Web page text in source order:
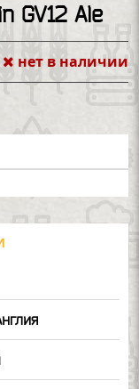
GV12 Ale
нет в наличии